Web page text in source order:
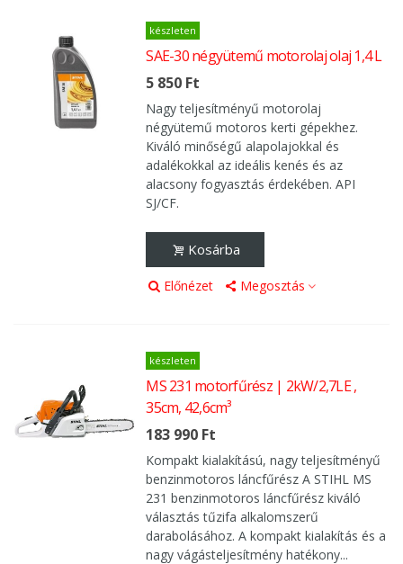
készleten
SAE-30 négyütemű motorolaj olaj 1,4 L
5 850 Ft
Nagy teljesítményű motorolaj
négyütemű motoros kerti gépekhez.
Kiváló minőségű alapolajokkal és
adalékokkal az ideális kenés és az
alacsony fogyasztás érdekében. API
SJ/CF.
Kosárba
Előnézet Megosztás
készleten
MS 231 motorfűrész | 2kW/2,7LE ,
35cm, 42,6cm³
183 990 Ft
Kompakt kialakítású, nagy teljesítményű
benzinmotoros láncfűrész A STIHL MS
231 benzinmotoros láncfűrész kiváló
választás tűzifa alkalomszerű
darabolásához. A kompakt kialakítás és a
nagy vágásteljesítmény hatékony...